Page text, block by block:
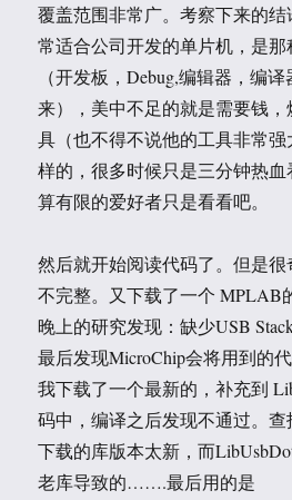
覆盖范围非常广。考察下来的
常适合公司开发的单片机，是
（开发板，Debug,编辑器，编
来），美中不足的就是需要钱
具（也不得不说他的工具非常
样的，很多时候只是三分钟热
算有限的爱好者只是看看吧。
然后就开始阅读代码了。但是
不完整。又下载了一个 MPLAB
晚上的研究发现：缺少USB
最后发现MicroChip会将用到的
我下载了一个最新的，补充到
码中，编译之后发现不通过。
下载的库版本太新，而
老库导致的…….最后用的是